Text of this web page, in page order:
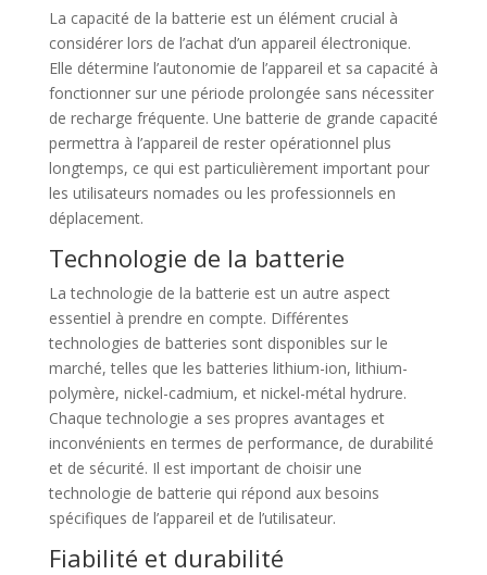
La capacité de la batterie est un élément crucial à
considérer lors de l’achat d’un appareil électronique.
Elle détermine l’autonomie de l’appareil et sa capacité à
fonctionner sur une période prolongée sans nécessiter
de recharge fréquente. Une batterie de grande capacité
permettra à l’appareil de rester opérationnel plus
longtemps, ce qui est particulièrement important pour
les utilisateurs nomades ou les professionnels en
déplacement.
Technologie de la batterie
La technologie de la batterie est un autre aspect
essentiel à prendre en compte. Différentes
technologies de batteries sont disponibles sur le
marché, telles que les batteries lithium-ion, lithium-
polymère, nickel-cadmium, et nickel-métal hydrure.
Chaque technologie a ses propres avantages et
inconvénients en termes de performance, de durabilité
et de sécurité. Il est important de choisir une
technologie de batterie qui répond aux besoins
spécifiques de l’appareil et de l’utilisateur.
Fiabilité et durabilité